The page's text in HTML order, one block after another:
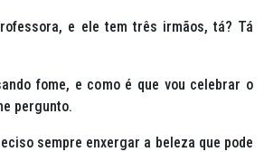
e ele tem três irmãos, tá? Tá
fome, e como é que vou celebrar o
pergunto.
sempre enxergar a beleza que pode